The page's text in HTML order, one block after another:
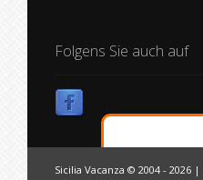
Folgens Sie auch auf
Sicilia Vacanza © 2004 - 2026 |